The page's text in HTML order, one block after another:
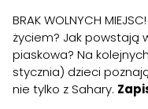
BRAK WOLNYCH
życiem? Jak powstają
piaskowa? Na
stycznia) dzieci
nie tylko z Sahary.